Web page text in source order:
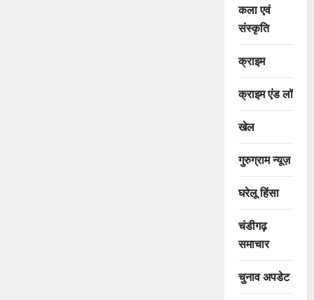
कला एवं
संस्कृति
क्राइम
क्राइम एंड लॉ
खेल
गुरुग्राम न्यूज़
घरेलू हिंसा
चंडीगढ़
समाचार
चुनाव अपडेट